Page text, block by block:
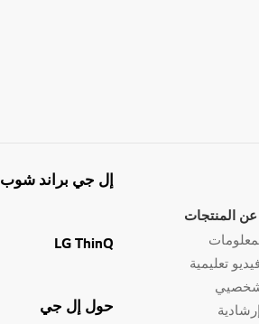
المنتجات
تعليمية
إل جي براند شوب
LG ThinQ
حول إل جي